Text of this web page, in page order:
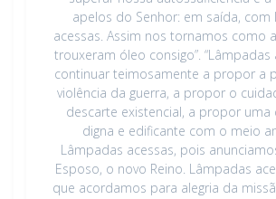
apelos do Senhor: em saída, com
acessas. Assim nos tornamos como
trouxeram óleo consigo”. “Lâmpadas
continuar teimosamente a propor a
violência da guerra, a propor o
descarte existencial, a propor uma
digna e edificante com o meio
Lâmpadas acessas, pois
Esposo, o novo Reino. Lâmpadas
que acordamos para alegria da